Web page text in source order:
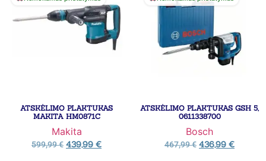
ATSKĖLIMO PLAKTUKAS
MAKITA HM0871C
Makita
599,99€ 439,99 €
ATSKĖLIMO PLAKTUKAS GSH 5,
0611338700
Bosch
467,99€ 436,99 €